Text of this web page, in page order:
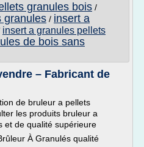
granules bois /
granules / insert a
insert a granules pellets
de bois sans
– Fabricant de
de bruleur a pellets
les produits bruleur a
et de qualité supérieure
À Granulés qualité